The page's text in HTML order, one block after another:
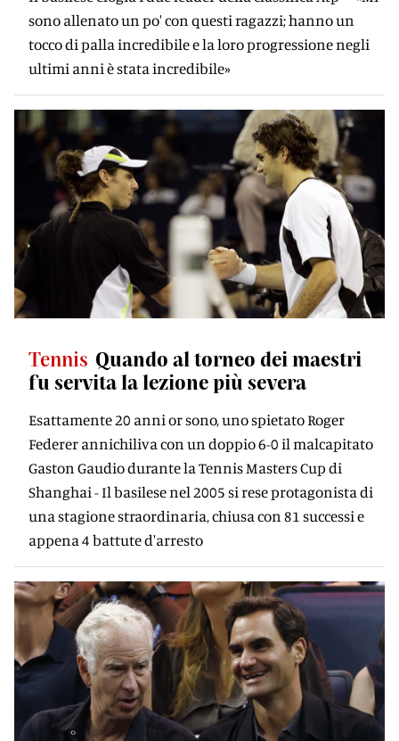
sono allenato un po' con questi ragazzi; hanno un
tocco di palla incredibile e la loro progressione negli
ultimi anni è stata incredibile»
Tennis Quando al torneo dei maestri
fu servita la lezione più severa
Esattamente 20 anni or sono, uno spietato Roger
Federer annichiliva con un doppio 6-0 il malcapitato
Gaston Gaudio durante la Tennis Masters Cup di
Shanghai - Il basilese nel 2005 si rese protagonista di
una stagione straordinaria, chiusa con 81 successi e
appena 4 battute d'arresto